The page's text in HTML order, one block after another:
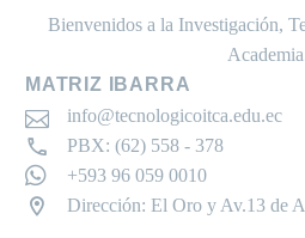
Bienvenidos a la Investigación,
MATRIZ IBARRA
info@tecnologicoitca.edu.ec
PBX: (62) 558 - 378
+593 96 059 0010
Dirección: El Oro y Av.13 de